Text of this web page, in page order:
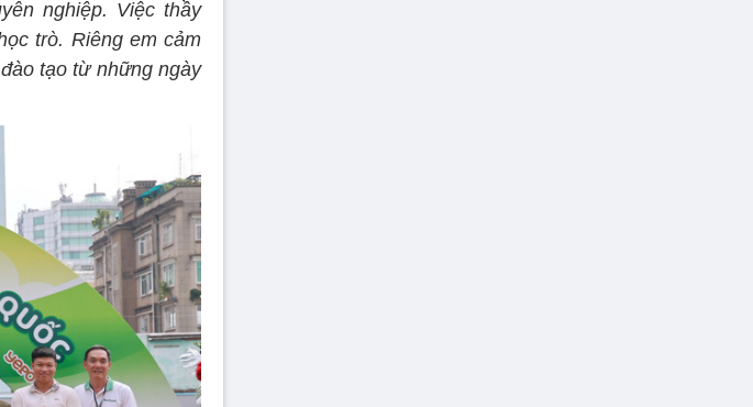
nghiệp. Việc thầy
trò. Riêng em cảm
tạo từ những ngày